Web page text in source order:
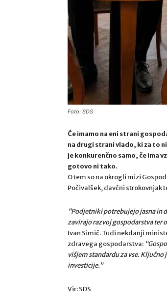
Foto: SDS
Če imamo na eni strani
na drugi strani vlado, ki za to
je konkurenčno samo, če ima
gotovo ni tako.
O tem so na okrogli mizi
Počivalšek, davčni strokovnjak
“Podjetniki potrebujejo jasna in
zavirajo razvoj gospodarstva ter
Ivan Simič. Tudi nekdanji
zdravega gospodarstva:
višjem standardu za vse.
investicije.”
Vir: SDS